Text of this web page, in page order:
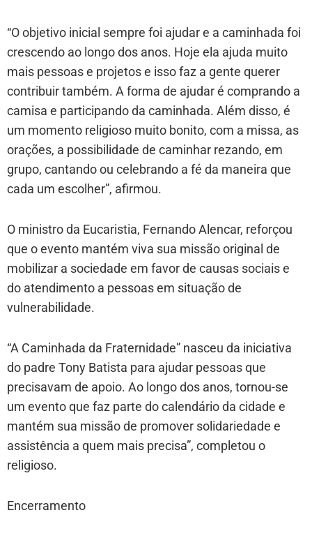
“O objetivo inicial sempre foi ajudar e a caminhada foi
crescendo ao longo dos anos. Hoje ela ajuda muito
mais pessoas e projetos e isso faz a gente querer
contribuir também. A forma de ajudar é comprando a
camisa e participando da caminhada. Além disso, é
um momento religioso muito bonito, com a missa, as
orações, a possibilidade de caminhar rezando, em
grupo, cantando ou celebrando a fé da maneira que
cada um escolher”, afirmou.
O ministro da Eucaristia, Fernando Alencar, reforçou
que o evento mantém viva sua missão original de
mobilizar a sociedade em favor de causas sociais e
do atendimento a pessoas em situação de
vulnerabilidade.
“A Caminhada da Fraternidade” nasceu da iniciativa
do padre Tony Batista para ajudar pessoas que
precisavam de apoio. Ao longo dos anos, tornou-se
um evento que faz parte do calendário da cidade e
mantém sua missão de promover solidariedade e
assistência a quem mais precisa”, completou o
religioso.
Encerramento